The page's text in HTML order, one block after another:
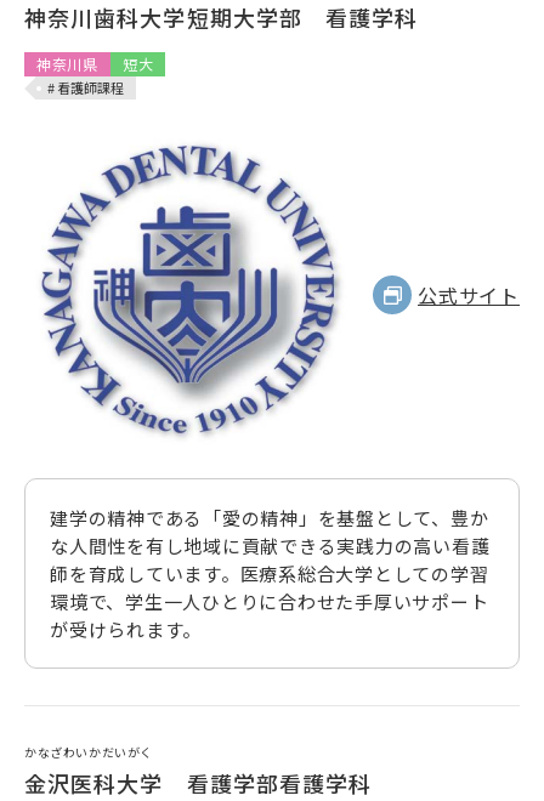
神奈川歯科大学短期大学部 看護学科
神奈川県 短大
# 看護師課程
公式サイト
建学の精神である「愛の精神」を基盤として、豊か
な人間性を有し地域に貢献できる実践力の高い看護
師を育成しています。医療系総合大学としての学習
環境で、学生一人ひとりに合わせた手厚いサポート
が受けられます。
かなざわいかだいがく
金沢医科大学 看護学部看護学科